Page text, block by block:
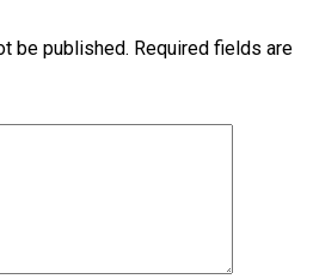
be published. Required fields are